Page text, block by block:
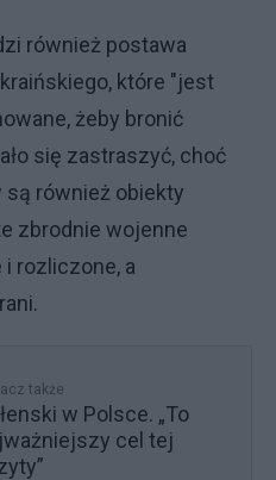
również postawa
które "jest
żeby bronić
się zastraszyć, choć
również obiekty
zbrodnie wojenne
rozliczone, a
także
w Polsce. „To
cel tej